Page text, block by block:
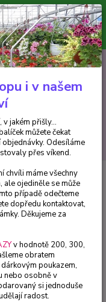
shopu je 300 Kč.
a balíček můžete čekat
Objednávky
přišly...
Hledat
0ks
za0 Kč
- 1 ks
i v našem
jakém přišly...
můžete čekat
Odesíláme
přes víkend.
chvíli máme všechny
ale ojediněle se může
případě odečteme
dopředu kontaktovat,
Děkujeme za
v hodnotě 200, 300,
obratem
poukazem,
nebo osobně v
si jednoduše
radost.